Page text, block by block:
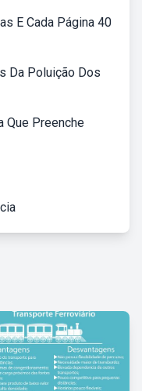
E Cada Página 40
Da Poluição Dos
Que Preenche